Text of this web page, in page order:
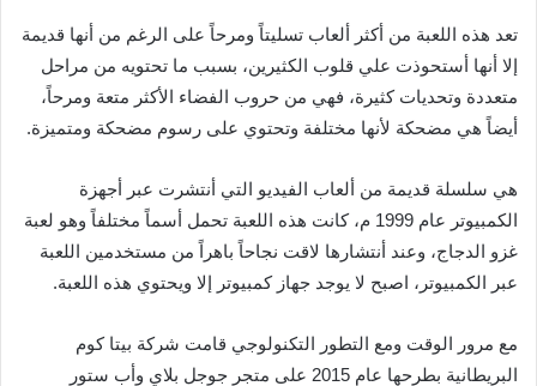
تعد هذه اللعبة من أكثر ألعاب تسليتاً ومرحاً على الرغم من أنها قديمة
إلا أنها أستحوذت علي قلوب الكثيرين، بسبب ما تحتويه من مراحل
متعددة وتحديات كثيرة، فهي من حروب الفضاء الأكثر متعة ومرحاً،
أيضاً هي مضحكة لأنها مختلفة وتحتوي على رسوم مضحكة ومتميزة.
هي سلسلة قديمة من ألعاب الفيديو التي أنتشرت عبر أجهزة
الكمبيوتر عام 1999 م، كانت هذه اللعبة تحمل أسماً مختلفاً وهو لعبة
غزو الدجاج، وعند أنتشارها لاقت نجاحاً باهراً من مستخدمين اللعبة
عبر الكمبيوتر، اصبح لا يوجد جهاز كمبيوتر إلا ويحتوي هذه اللعبة.
مع مرور الوقت ومع التطور التكنولوجي قامت شركة بيتا كوم
البريطانية بطرحها عام 2015 على متجر جوجل بلاي وأب ستور